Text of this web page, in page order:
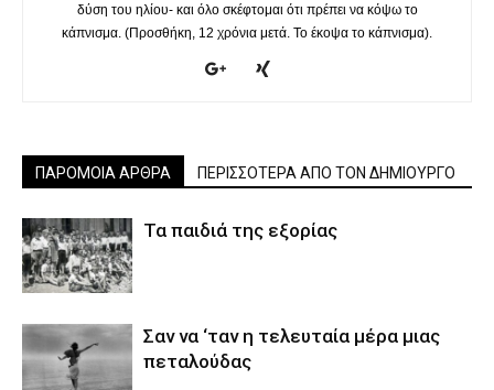
δύση του ηλίου- και όλο σκέφτομαι ότι πρέπει να κόψω το
κάπνισμα. (Προσθήκη, 12 χρόνια μετά. Το έκοψα το κάπνισμα).
ΠΑΡΟΜΟΙΑ ΑΡΘΡΑ ΠΕΡΙΣΣΟΤΕΡΑ ΑΠΟ ΤΟΝ ΔΗΜΙΟΥΡΓΟ
Τα παιδιά της εξορίας
Σαν να ‘ταν η τελευταία μέρα μιας
πεταλούδας